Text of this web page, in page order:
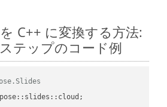
C++ に変換する方法:
テップのコード例